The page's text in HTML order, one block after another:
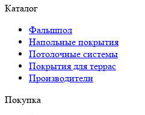
Каталог
Фальшпол
Напольные покрытия
Потолочные системы
Покрытия для террас
Производители
Покупка